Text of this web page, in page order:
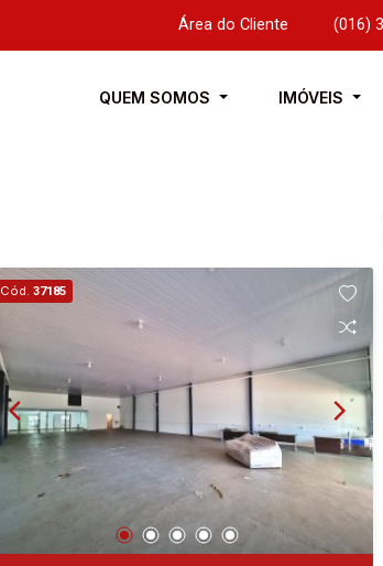
Área do Cliente (016)
QUEM SOMOS IMÓVEIS
Cód. 37185